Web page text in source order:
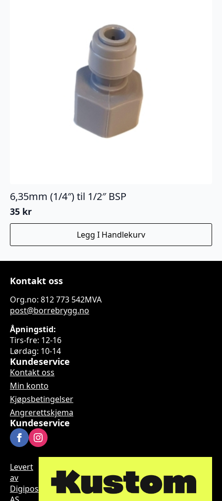
6,35mm (1/4″) til 1/2″ BSP
35 kr
Legg I Handlekurv
Kontakt oss
Org.no: 812 773 542MVA
post@borrebrygg.no
Åpningstid:
Tirs-fre: 12-16
Lørdag: 10-14
Kundeservice
Kontakt oss
Min konto
Kjøpsbetingelser
Angrerettskjema
Kundeservice
Levert
av
Digipos